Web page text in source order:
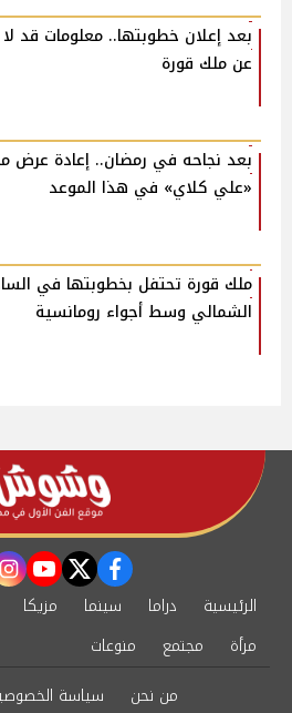
بعد إعلان خطوبتها.. معلومات قد
عن ملك قورة
بعد نجاحه في رمضان.. إعادة
«علي كلاي» في هذا الموعد
ملك قورة تحتفل بخطوبتها في
الشمالي وسط أجواء رومانسية
facebook
twitter
الرئيسية دراما سينما مزيكا
مرأة
مجتمع
منوعات
من نحن
سياسة